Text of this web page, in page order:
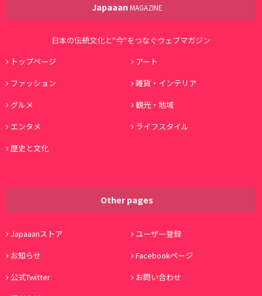
Japaaan MAGAZINE
日本の伝統文化と"今"をつなぐウェブマガジン
トップページ
アート
ファッション
雑貨・インテリア
グルメ
観光・地域
エンタメ
ライフスタイル
歴史と文化
Other pages
Japaaanストア
ユーザー登録
お知らせ
Facebookページ
公式Twitter
お問い合わせ